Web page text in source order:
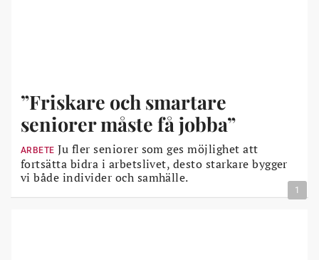
”Friskare och smartare
seniorer måste få jobba”
ARBETE Ju fler seniorer som ges möjlighet att
fortsätta bidra i arbetslivet, desto starkare bygger
vi både individer och samhälle.
1